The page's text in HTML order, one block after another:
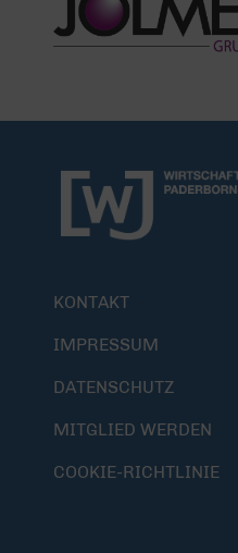
KONTAKT
IMPRESSUM
DATENSCHUTZ
MITGLIED WERDEN
COOKIE-RICHTLINIE